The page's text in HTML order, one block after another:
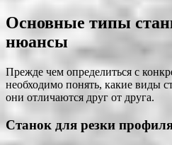
Основные типы
нюансы
Прежде чем определиться с
необходимо понять, какие виды
они отличаются друг от друга.
Станок для резки